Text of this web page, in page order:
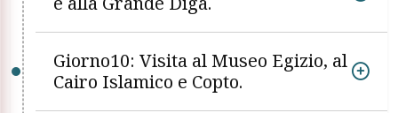
Giorno10: Visita al Museo Egizio, al
Cairo Islamico e Copto.